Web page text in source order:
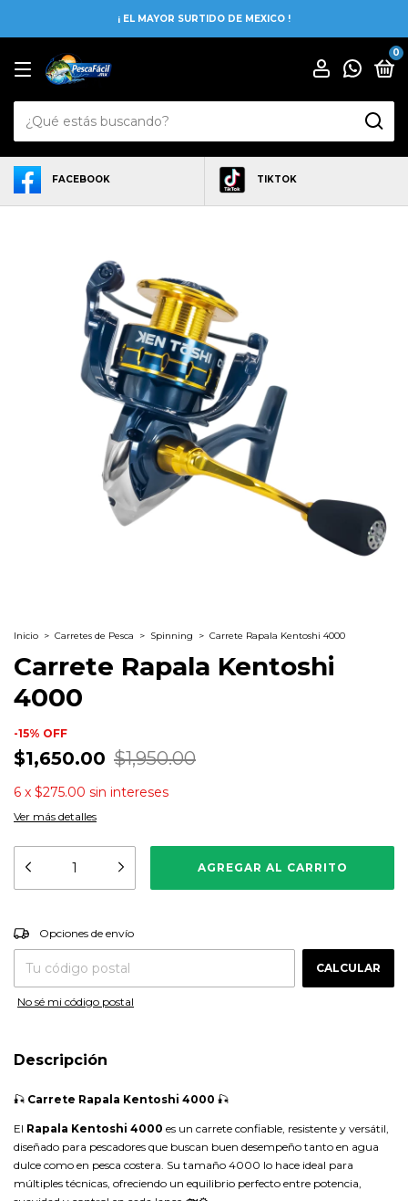
¡ EL MAYOR SURTIDO DE MEXICO !
0
FACEBOOK TIKTOK
Inicio > Carretes de Pesca > Spinning > Carrete Rapala Kentoshi 4000
Carrete Rapala Kentoshi
4000
-15% OFF
$1,650.00 $1,950.00
6 x $275.00 sin intereses
Ver más detalles
Entregas para el CP:
Opciones de envío
CALCULAR
No sé mi código postal
Descripción
🎣 Carrete Rapala Kentoshi 4000 🎣
El Rapala Kentoshi 4000 es un carrete confiable, resistente y versátil,
diseñado para pescadores que buscan buen desempeño tanto en agua
dulce como en pesca costera. Su tamaño 4000 lo hace ideal para
múltiples técnicas, ofreciendo un equilibrio perfecto entre potencia,